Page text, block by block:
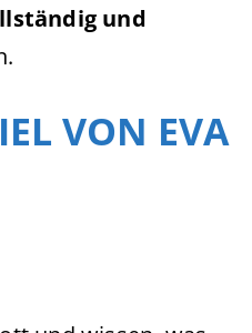
und
VON EVA